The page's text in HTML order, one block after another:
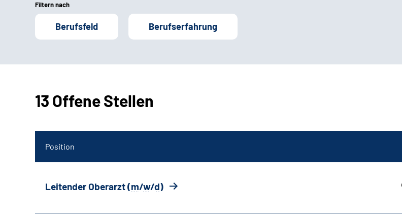
Filtern nach
Berufsfeld Berufserfahrung
13 Offene Stellen
Position
Leitender Oberarzt (m/w/d)